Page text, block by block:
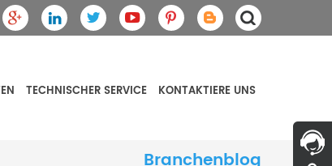
TECHNISCHER SERVICE KONTAKTIERE UNS
Branchenblog